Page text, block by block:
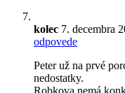
kolec 7. decembra
odpovede
Peter už na prvé
nedostatky.
Robkova nemá